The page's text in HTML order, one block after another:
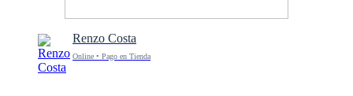
Renzo Costa
Online • Pago en Tienda